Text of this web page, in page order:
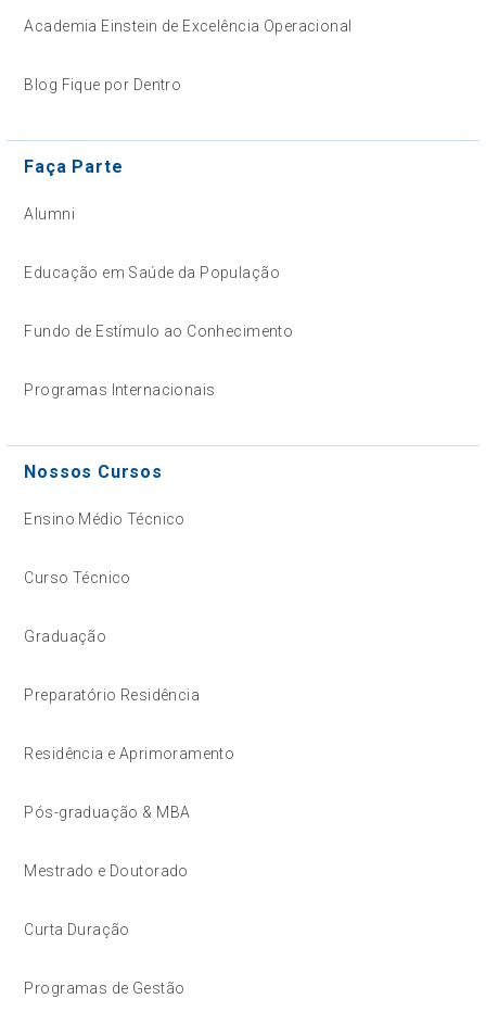
Academia Einstein de Excelência Operacional
Blog Fique por Dentro
Faça Parte
Alumni
Educação em Saúde da População
Fundo de Estímulo ao Conhecimento
Programas Internacionais
Nossos Cursos
Ensino Médio Técnico
Curso Técnico
Graduação
Preparatório Residência
Residência e Aprimoramento
Pós-graduação & MBA
Mestrado e Doutorado
Curta Duração
Programas de Gestão